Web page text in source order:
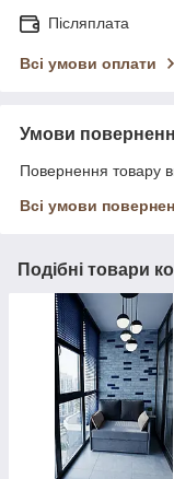
Післяплата
Всі умови оплати
Умови
Повернення товару
Всі умови
Подібні товари